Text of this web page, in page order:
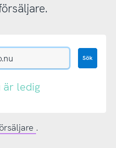
Sök
är ledig
.